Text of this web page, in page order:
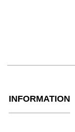
INFORMATION